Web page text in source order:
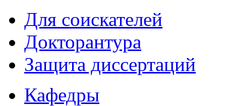
Для соискателей
Докторантура
Защита диссертаций
Кафедры